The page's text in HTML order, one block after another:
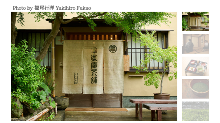
Photo by 福尾行洋 Yukihiro Fukuo